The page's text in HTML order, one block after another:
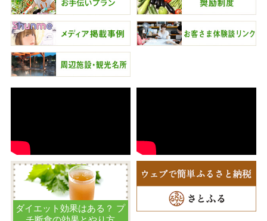
ダイエット効果はある？ プ